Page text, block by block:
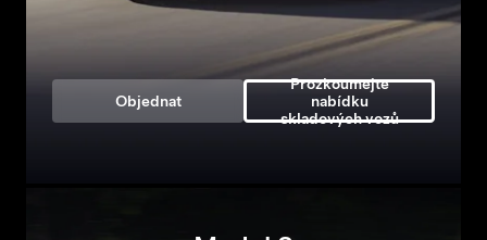
Objednat
Prozkoumejte
nabídku
skladových vozů